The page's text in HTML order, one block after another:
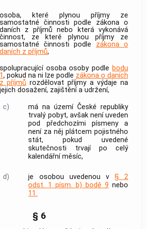
osoba, které plynou příjmy ze
samostatné činnosti podle zákona o
daních z příjmů nebo která vykonává
činnost, ze které plynou příjmy ze
samostatné činnosti podle zákona o
daních z příjmů,
spolupracující osoba osoby podle bodu
1, pokud na ni lze podle zákona o daních
z příjmů rozdělovat příjmy a výdaje na
jejich dosažení, zajištění a udržení,
c)
má na území České republiky
trvalý pobyt, avšak není uveden
pod předchozími písmeny a
není za něj plátcem pojistného
stát, pokud uvedené
skutečnosti trvají po celý
kalendářní měsíc,
d) je osobou uvedenou v § 2
odst. 1 písm. b) bodě 9 nebo
11.
§ 6